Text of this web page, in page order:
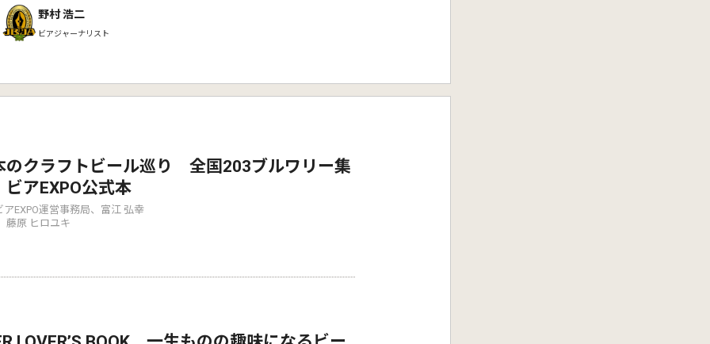
野村 浩二
ビアジャーナリスト
のクラフトビール巡り 全国203ブルワリー集
ビアEXPO公式本
アEXPO運営事務局、富江 弘幸
藤原 ヒロユキ